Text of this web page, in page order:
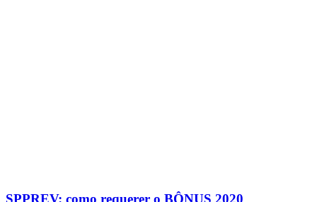
SPPREV: como requerer o BÔNUS 2020